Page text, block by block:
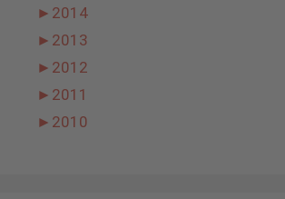
► 2014
► 2013
► 2012
► 2011
► 2010